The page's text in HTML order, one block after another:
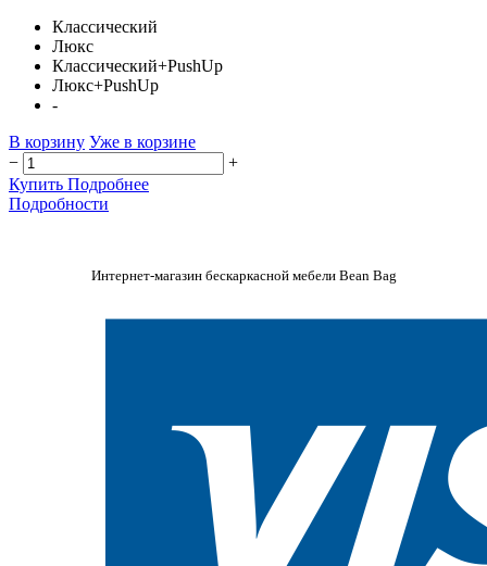
Классический
Люкс
Классический+PushUp
Люкс+PushUp
-
В корзину Уже в корзине
−
+
Купить Подробнее
Подробности
Интернет-магазин бескаркасной мебели Bean Bag